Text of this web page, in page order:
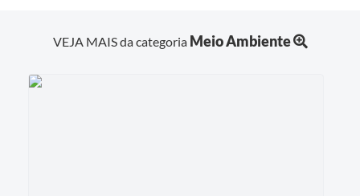
VEJA MAIS da categoria Meio Ambiente